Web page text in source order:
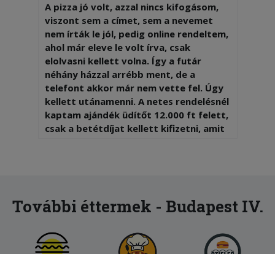
A pizza jó volt, azzal nincs kifogásom,
viszont sem a címet, sem a nevemet
nem írták le jól, pedig online rendeltem,
ahol már eleve le volt írva, csak
elolvasni kellett volna. Így a futár
néhány házzal arrébb ment, de a
telefont akkor már nem vette fel. Úgy
kellett utánamenni. A netes rendelésnél
kaptam ajándék üdítőt 12.000 ft felett,
csak a betétdíjat kellett kifizetni, amit
rég ettem ilyen jót
További éttermek - Budapest IV.